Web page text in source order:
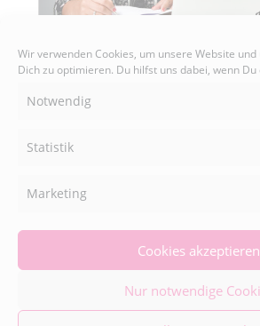
Wir verwenden Cookies, um unsere Website
Dich zu optimieren. Du hilfst uns dabei, wenn
Notwendig
Statistik
Marketing
Cookies akzeptieren
Nur notwendige
FACEBOOK
 INSTAGRAM